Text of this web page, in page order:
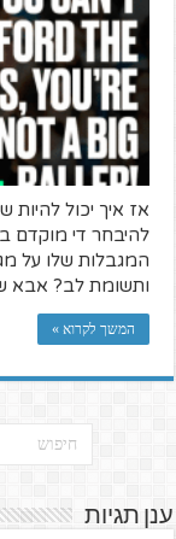
אז איך יכול
להיבחר די
המגבלות שלו על
ותשומת לב? אבא
המשך לקרוא »
ענן תגיות